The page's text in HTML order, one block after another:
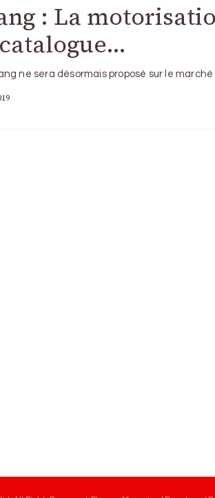
: La
ne sera désormais proposé sur le